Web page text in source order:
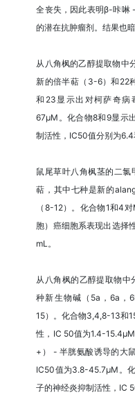
全丧失，因此表明β-咔啉
的潜在抗肿瘤剂。结果也
从八角枫的乙醇提取物中
新的倍半萜（3-6）和22
和23显示出对柯萨奇
67μM。化合物8和9显示
制活性，IC50值分别为6.4
鼠尾草叶八角枫茎的二
萜，其中七种是新的
（8-12）。化合物1和4
胞）癌细胞系表现出选择
mL。
从八角枫的乙醇提取物
种新生物碱（5a，6a，
15）。化合物3,4,8-13和
性，IC 50值为1.4-
+） - 半胱氨酸诱导的大
IC50值为3.8-45.7μM。
子的神经炎抑制活性，IC